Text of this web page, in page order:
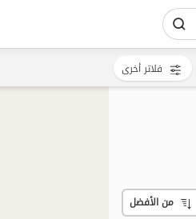
من الأفضل
فلاتر أخرى